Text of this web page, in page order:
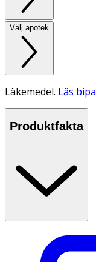
Välj apotek
Läkemedel. Läs
Produktfakta